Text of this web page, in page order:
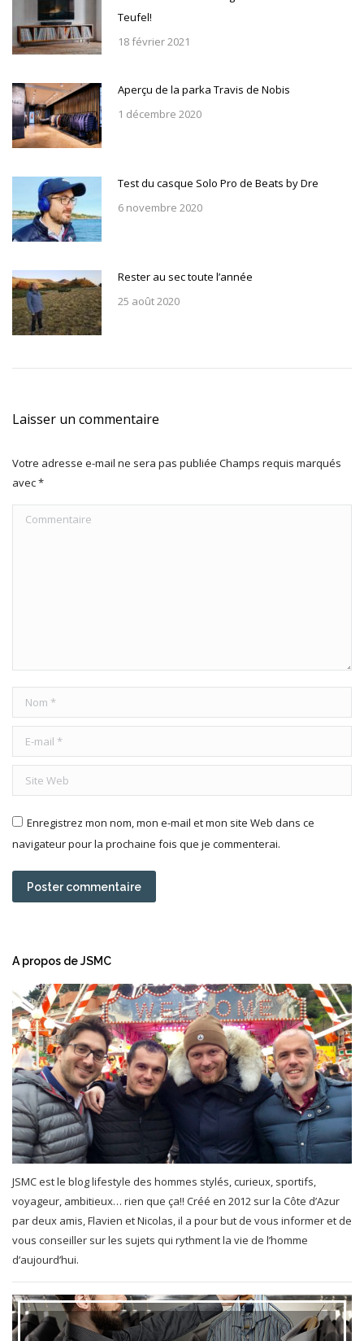
Teufel!
18 février 2021
Aperçu de la parka Travis de Nobis
1 décembre 2020
Test du casque Solo Pro de Beats by Dre
6 novembre 2020
Rester au sec toute l’année
25 août 2020
Laisser un commentaire
Votre adresse e-mail ne sera pas publiée Champs requis marqués
avec*
Commentaire
Nom *
E-mail *
Site Web
Enregistrez mon nom, mon e-mail et mon site Web dans ce
navigateur pour la prochaine fois que je commenterai.
Poster commentaire
A propos de JSMC
JSMC est le blog lifestyle des hommes stylés, curieux, sportifs,
voyageur, ambitieux… rien que ça!! Créé en 2012 sur la Côte d’Azur
par deux amis, Flavien et Nicolas, il a pour but de vous informer et de
vous conseiller sur les sujets qui rythment la vie de l’homme
d’aujourd’hui.